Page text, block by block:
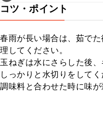
コツ・ポイント
春雨が長い場合は、茹で
理してください。
玉ねぎは水にさらした後
しっかりと水切りをしてく
調味料と合わせた時に味が